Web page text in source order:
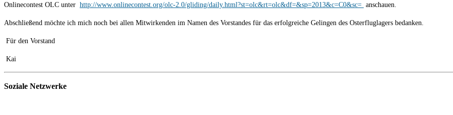
Onlinecontest OLC unter http://www.onlinecontest.org/olc-2.0/gliding/daily.html?st=olc&rt=olc&df=&sp=2013&c=C0&sc= anschauen.
Abschließend möchte ich mich noch bei allen Mitwirkenden im Namen des Vorstandes für das erfolgreiche Gelingen des Osterfluglagers bedanken.
Für den Vorstand
Kai
Soziale Netzwerke